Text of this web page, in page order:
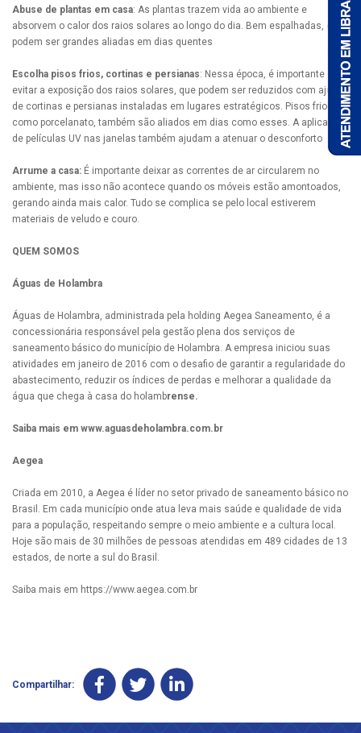
Abuse de plantas em casa: As plantas trazem vida ao ambiente e
absorvem o calor dos raios solares ao longo do dia. Bem espalhadas, elas
podem ser grandes aliadas em dias quentes
Escolha pisos frios, cortinas e persianas: Nessa época, é importante
evitar a exposição dos raios solares, que podem ser reduzidos com ajuda
de cortinas e persianas instaladas em lugares estratégicos. Pisos frios,
como porcelanato, também são aliados em dias como esses. A aplicação
de películas UV nas janelas também ajudam a atenuar o desconforto
Arrume a casa: É importante deixar as correntes de ar circularem no
ambiente, mas isso não acontece quando os móveis estão amontoados,
gerando ainda mais calor. Tudo se complica se pelo local estiverem
materiais de veludo e couro.
QUEM SOMOS
Águas de Holambra
Águas de Holambra, administrada pela holding Aegea Saneamento, é a
concessionária responsável pela gestão plena dos serviços de
saneamento básico do município de Holambra. A empresa iniciou suas
atividades em janeiro de 2016 com o desafio de garantir a regularidade do
abastecimento, reduzir os índices de perdas e melhorar a qualidade da
água que chega à casa do holambrense.
Saiba mais em www.aguasdeholambra.com.br
Aegea
Criada em 2010, a Aegea é líder no setor privado de saneamento básico no
Brasil. Em cada município onde atua leva mais saúde e qualidade de vida
para a população, respeitando sempre o meio ambiente e a cultura local.
Hoje são mais de 30 milhões de pessoas atendidas em 489 cidades de 13
estados, de norte a sul do Brasil.
Saiba mais em https://www.aegea.com.br
Compartilhar: